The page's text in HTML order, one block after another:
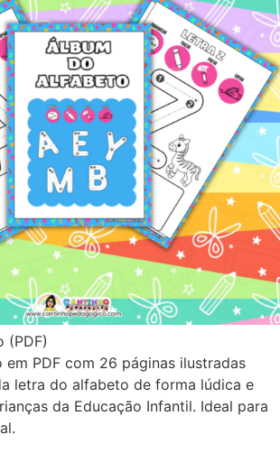
(PDF)
PDF com 26 páginas ilustradas
letra do alfabeto de forma lúdica e
da Educação Infantil. Ideal para